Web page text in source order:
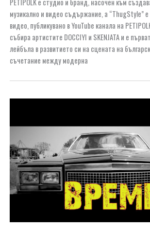
музикално и видео съдържание, а “ThugStyle”
видео, публикувано в YouTube канала на
събира артистите DOCCIYI и SKENJATA и е
лейбъла в развитието си на сцената на
съчетание между модерна